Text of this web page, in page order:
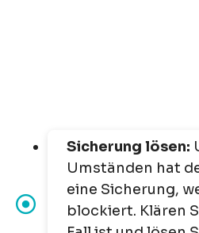
Sicherung lösen:
Umständen hat
eine Sicherung,
blockiert. Klären